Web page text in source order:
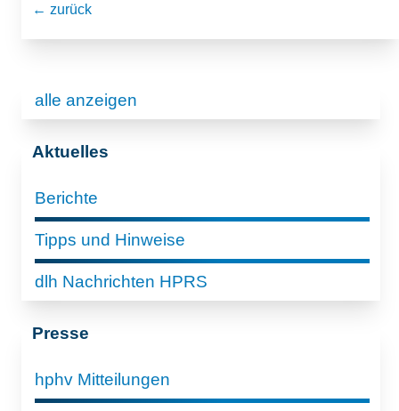
← zurück
alle anzeigen
Aktuelles
Berichte
Tipps und Hinweise
dlh Nachrichten HPRS
Presse
hphv Mitteilungen